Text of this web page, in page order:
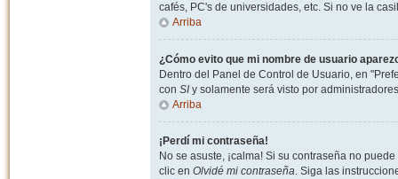
cafés, PC's de universidades, etc. Si no ve la
Arriba
¿Cómo evito que mi nombre de usuario
Dentro del Panel de Control de Usuario, en
con SIy solamente será visto por
Arriba
¡Perdí mi contraseña!
No se asuste, ¡calma! Si su contraseña no
clic en Olvidé mi contraseña. Siga las